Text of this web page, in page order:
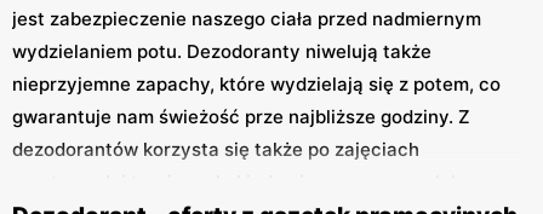
jest zabezpieczenie naszego ciała przed nadmiernym
wydzielaniem potu. Dezodoranty niwelują także
nieprzyjemne zapachy, które wydzielają się z potem, co
gwarantuje nam świeżość prze najbliższe godziny. Z
dezodorantów korzysta się także po zajęciach